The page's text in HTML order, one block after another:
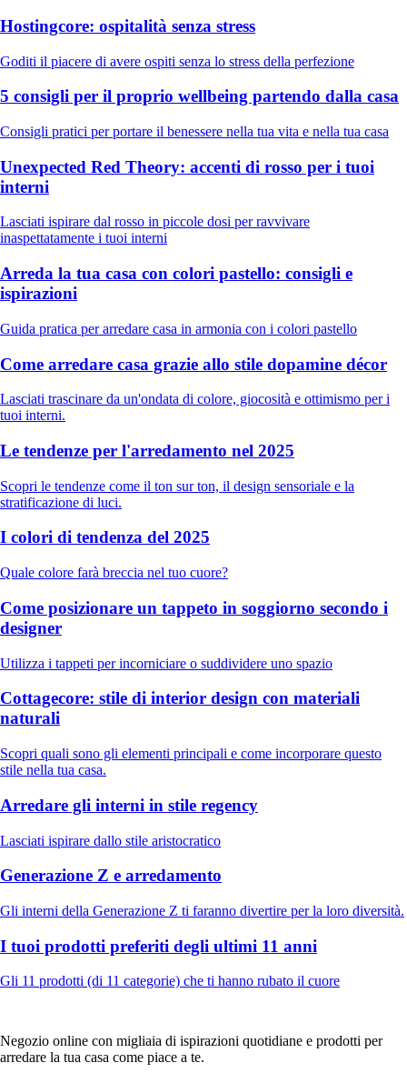
Hostingcore: ospitalità senza stress
Goditi il piacere di avere ospiti senza lo stress della perfezione
5 consigli per il proprio wellbeing partendo dalla casa
Consigli pratici per portare il benessere nella tua vita e nella tua casa
Unexpected Red Theory: accenti di rosso per i tuoi
interni
Lasciati ispirare dal rosso in piccole dosi per ravvivare
inaspettatamente i tuoi interni
Arreda la tua casa con colori pastello: consigli e
ispirazioni
Guida pratica per arredare casa in armonia con i colori pastello
Come arredare casa grazie allo stile dopamine décor
Lasciati trascinare da un'ondata di colore, giocosità e ottimismo per i
tuoi interni.
Le tendenze per l'arredamento nel 2025
Scopri le tendenze come il ton sur ton, il design sensoriale e la
stratificazione di luci.
I colori di tendenza del 2025
Quale colore farà breccia nel tuo cuore?
Come posizionare un tappeto in soggiorno secondo i
designer
Utilizza i tappeti per incorniciare o suddividere uno spazio
Cottagecore: stile di interior design con materiali
naturali
Scopri quali sono gli elementi principali e come incorporare questo
stile nella tua casa.
Arredare gli interni in stile regency
Lasciati ispirare dallo stile aristocratico
Generazione Z e arredamento
Gli interni della Generazione Z ti faranno divertire per la loro diversità.
I tuoi prodotti preferiti degli ultimi 11 anni
Gli 11 prodotti (di 11 categorie) che ti hanno rubato il cuore
Negozio online con migliaia di ispirazioni quotidiane e prodotti per
arredare la tua casa come piace a te.